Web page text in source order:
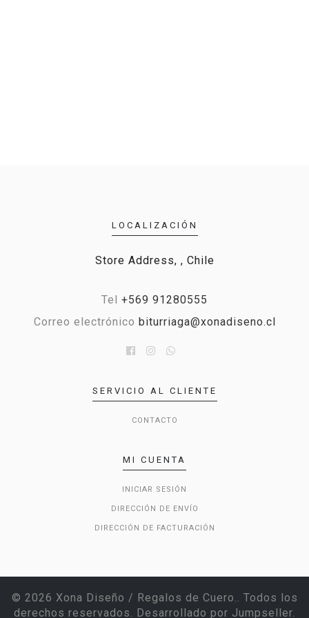
LOCALIZACIÓN
Store Address, , Chile
Tel +569 91280555
Correo electrónico biturriaga@xonadiseno.cl
SERVICIO AL CLIENTE
CONTACTO
MI CUENTA
INICIAR SESIÓN
DIRECCIÓN DE ENVÍO
DIRECCIÓN DE FACTURACIÓN
© 2026 Xona Diseño / Regalos de Cuero.. Todos los
derechos reservados. Desarrollado por Jumpseller.